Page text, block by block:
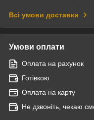
Всі умови доставки
Умови оплати
Оплата на рахунок
Готівкою
Оплата на карту
Не дзвоніть, чекаю